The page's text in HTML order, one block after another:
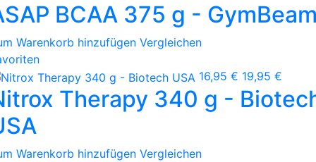
BCAA 375 g -
Warenkorb hinzufügen Vergleichen
16,95 € 19,95 €
Therapy 340 g -
Warenkorb hinzufügen Vergleichen